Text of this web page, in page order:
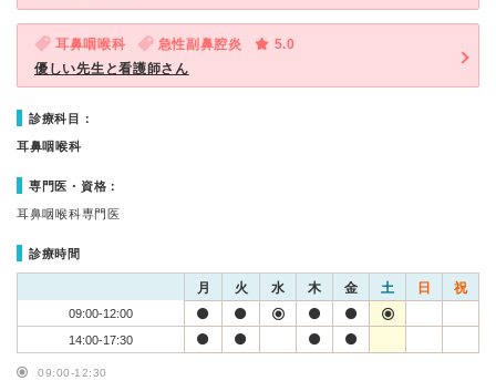
耳鼻咽喉科 急性副鼻腔炎
5.0
優しい先生と看護師さん
診療科目：
耳鼻咽喉科
専門医・資格：
耳鼻咽喉科専門医
診療時間
月 火 水 木 金 土 日 祝
09:00-12:00
14:00-17:30
09:00-12:30